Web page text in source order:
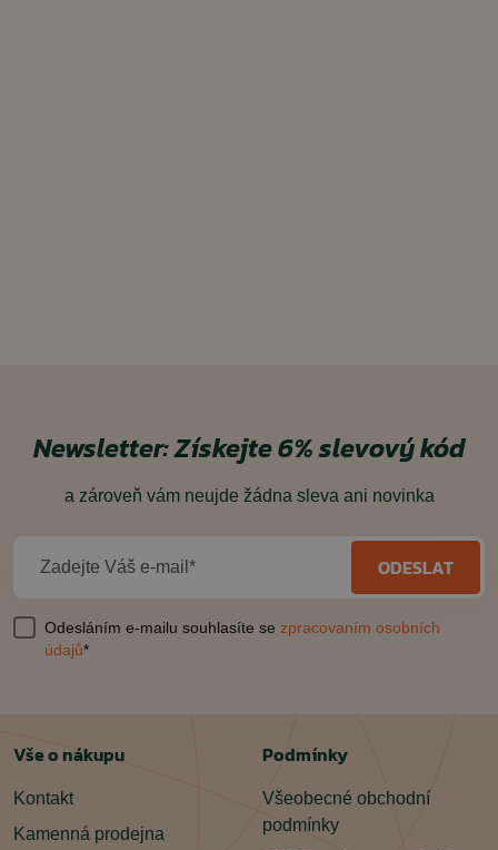
Newsletter:Získejte 6% slevový kód
a zároveň vám neujde žádna sleva ani novinka
Zadejte Váš e-mail* ODESLAT
Odesláním e-mailu souhlasíte se zpracovaním osobních
údajů*
Vše o nákupu
Kontakt
Kamenná prodejna
Podmínky
Všeobecné obchodní
podmínky